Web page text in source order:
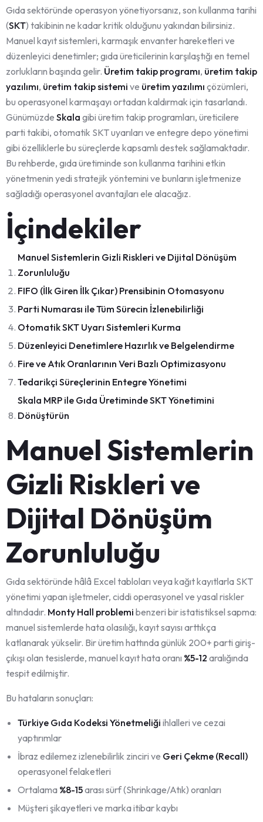
Gıda sektöründe operasyon yönetiyorsanız, son kullanma tarihi
(SKT) takibinin ne kadar kritik olduğunu yakından bilirsiniz.
Manuel kayıt sistemleri, karmaşık envanter hareketleri ve
düzenleyici denetimler; gıda üreticilerinin karşılaştığı en temel
zorlukların başında gelir. Üretim takip programı, üretim takip
yazılımı, üretim takip sistemi ve üretim yazılımı çözümleri,
bu operasyonel karmaşayı ortadan kaldırmak için tasarlandı.
Günümüzde Skala gibi üretim takip programları, üreticilere
parti takibi, otomatik SKT uyarıları ve entegre depo yönetimi
gibi özelliklerle bu süreçlerde kapsamlı destek sağlamaktadır.
Bu rehberde, gıda üretiminde son kullanma tarihini etkin
yönetmenin yedi stratejik yöntemini ve bunların işletmenize
sağladığı operasyonel avantajları ele alacağız.
İçindekiler
Manuel Sistemlerin Gizli Riskleri ve Dijital Dönüşüm
Zorunluluğu
FIFO (İlk Giren İlk Çıkar) Prensibinin Otomasyonu
Parti Numarası ile Tüm Sürecin İzlenebilirliği
Otomatik SKT Uyarı Sistemleri Kurma
Düzenleyici Denetimlere Hazırlık ve Belgelendirme
Fire ve Atık Oranlarının Veri Bazlı Optimizasyonu
Tedarikçi Süreçlerinin Entegre Yönetimi
Skala MRP ile Gıda Üretiminde SKT Yönetimini
Dönüştürün
Manuel Sistemlerin
Gizli Riskleri ve
Dijital Dönüşüm
Zorunluluğu
Gıda sektöründe hâlâ Excel tabloları veya kağıt kayıtlarla SKT
yönetimi yapan işletmeler, ciddi operasyonel ve yasal riskler
altındadır. Monty Hall problemi benzeri bir istatistiksel sapma:
manuel sistemlerde hata olasılığı, kayıt sayısı arttıkça
katlanarak yükselir. Bir üretim hattında günlük 200+ parti giriş-
çıkışı olan tesislerde, manuel kayıt hata oranı %5-12 aralığında
tespit edilmiştir.
Bu hataların sonuçları:
Türkiye Gıda Kodeksi Yönetmeliği ihlalleri ve cezai
yaptırımlar
İbraz edilemez izlenebilirlik zinciri ve Geri Çekme (Recall)
operasyonel felaketleri
Ortalama %8-15arası sürf (Shrinkage/Atık) oranları
Müşteri şikayetleri ve marka itibar kaybı